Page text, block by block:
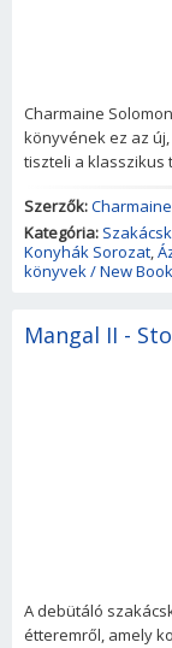
Charmaine
könyvének ez az
tiszteli a klasszikus
Szerzők:
Kategória:
Konyhák Sorozat,
könyvek / New
Mangal II -
A debütáló
étteremről, amely